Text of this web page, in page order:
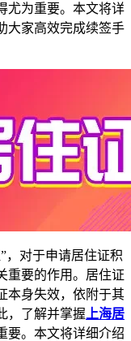
尤为重要。本文将详
大家高效完成续签手
，对于申请居住证积
重要的作用。居住证
本身失效，依附于其
，了解并掌握 上海居
要。本文将详细介绍